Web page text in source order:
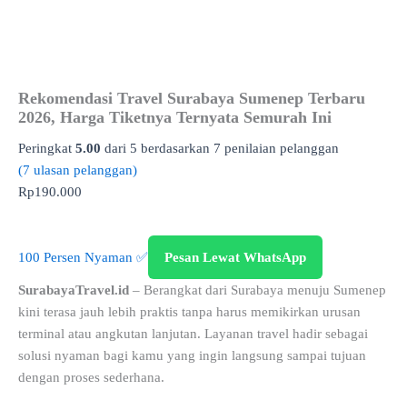
Rekomendasi Travel Surabaya Sumenep Terbaru
2026, Harga Tiketnya Ternyata Semurah Ini
Peringkat 5.00 dari 5 berdasarkan 7 penilaian pelanggan
(7 ulasan pelanggan)
Rp190.000
100 Persen Nyaman ✅ Pesan Lewat WhatsApp
SurabayaTravel.id – Berangkat dari Surabaya menuju Sumenep
kini terasa jauh lebih praktis tanpa harus memikirkan urusan
terminal atau angkutan lanjutan. Layanan travel hadir sebagai
solusi nyaman bagi kamu yang ingin langsung sampai tujuan
dengan proses sederhana.